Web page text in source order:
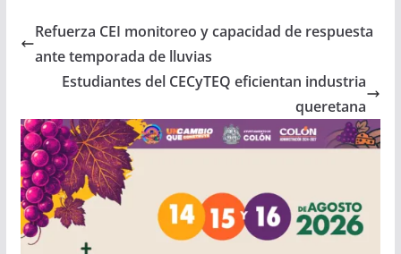
Refuerza CEI monitoreo y capacidad de respuesta
ante temporada de lluvias
Estudiantes del CECyTEQ eficientan industria
queretana